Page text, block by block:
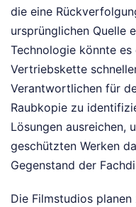
die eine
ursprünglichen Quelle
Technologie könnte
Vertriebskette
Verantwortlichen für
Raubkopie zu
Lösungen ausreichen,
geschützten Werken
Gegenstand der
Die Filmstudios planen